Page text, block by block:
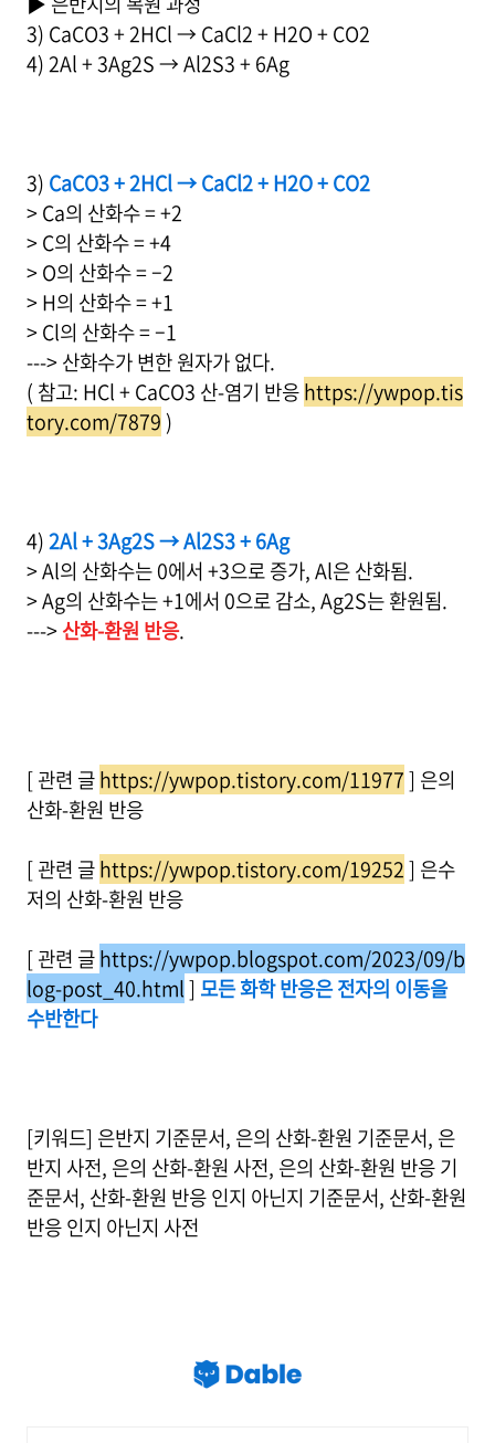
3) CaCO3 + 2HCl → CaCl2 + H2O + CO2
4) 2Al + 3Ag2S → Al2S3 + 6Ag
3) CaCO3 + 2HCl → CaCl2 + H2O + CO2
> Ca의 산화수 = +2
> C의 산화수 = +4
> O의 산화수 = –2
> H의 산화수 = +1
> Cl의 산화수 = –1
---> 산화수가 변한 원자가 없다.
( 참고: HCl + CaCO3 산-염기 반응https://ywpop.tis
tory.com/7879 )
4)2Al + 3Ag2S → Al2S3 + 6Ag
> Al의 산화수는 0에서 +3으로 증가, Al은 산화됨.
> Ag의 산화수는 +1에서 0으로 감소, Ag2S는 환원됨.
--->산화-환원 반응.
[ 관련 글https://ywpop.tistory.com/11977] 은의
산화-환원 반응
[ 관련 글https://ywpop.tistory.com/19252] 은수
저의 산화-환원 반응
[ 관련 글https://ywpop.blogspot.com/2023/09/b
log-post_40.html] 모든 화학 반응은 전자의 이동을
수반한다
[키워드] 은반지 기준문서, 은의 산화-환원 기준문서, 은
반지 사전, 은의 산화-환원 사전, 은의 산화-환원 반응 기
준문서, 산화-환원 반응 인지 아닌지 기준문서, 산화-환원
반응 인지 아닌지 사전